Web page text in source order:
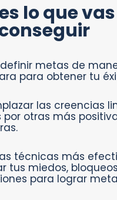
lo que
metas de
para obtener tu
las creencias
otras más
técnicas más
tus miedos,
para lograr